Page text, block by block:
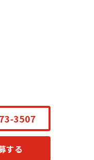
3507
する